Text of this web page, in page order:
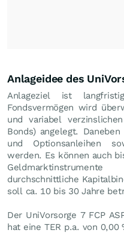
Anlageidee des
Anlageziel ist
Fondsvermögen wird
und variabel
Bonds) angelegt.
und Optionsanleihen
werden. Es können auch
durchschnittliche
soll ca. 10 bis 30 Jahre
Der UniVorsorge 7 FCP
hat eine TER p.a. von 0,00